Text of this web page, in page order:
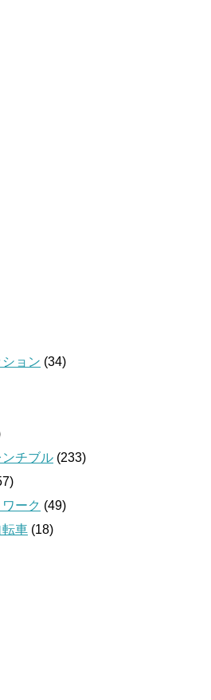
ョン (34)
チブル (233)
ーク (49)
車 (18)